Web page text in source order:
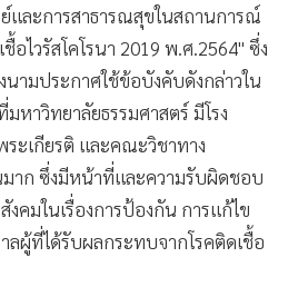
และการสาธารณสุขในสถานการณ์
อไวรัสโคโรนา 2019 พ.ศ.2564" ซึ่ง
ามประกาศใช้ข้อบังคับดังกล่าวใน
หาวิทยาลัยธรรมศาสตร์ มีโรง
ะเกียรติ และคณะวิชาทาง
าก ซึ่งมีหน้าที่และความรับผิดชอบ
งคมในเรื่องการป้องกัน การแก้ไข
ผู้ที่ได้รับผลกระทบจากโรคติดเชื้อ